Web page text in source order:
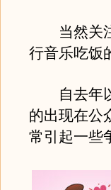
当然关注
行音乐吃饭
自去年以
的出现在公
常引起一些